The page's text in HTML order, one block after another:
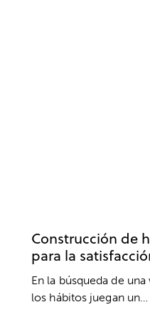
Construcción de
para la
En la búsqueda de
los hábitos juegan un…